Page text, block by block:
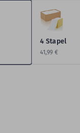
4 Stapel
41,99 €